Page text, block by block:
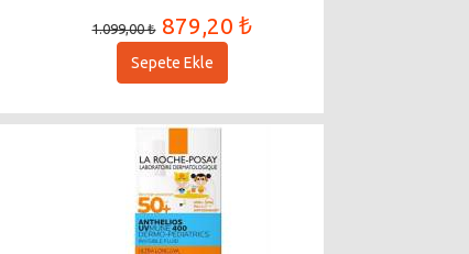
1.099,00 ₺ 879,20 ₺
Sepete Ekle